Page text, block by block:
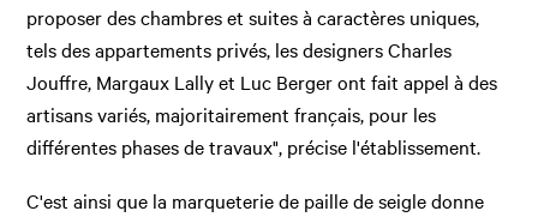
proposer des chambres et suites à caractères uniques,
tels des appartements privés, les designers Charles
Jouffre, Margaux Lally et Luc Berger ont fait appel à des
artisans variés, majoritairement français, pour les
différentes phases de travaux", précise l'établissement.
C'est ainsi que la marqueterie de paille de seigle donne